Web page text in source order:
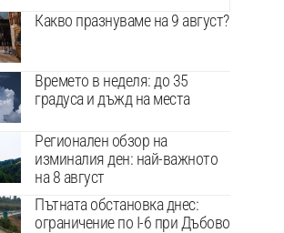
Какво празнуваме на 9 август?
Времето в неделя: до 35
градуса и дъжд на места
Регионален обзор на
изминалия ден: най-важното
на 8 август
Пътната обстановка днес:
ограничение по I-6 при Дъбово